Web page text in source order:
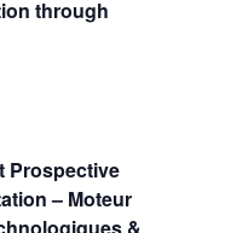
through
Prospective
– Moteur